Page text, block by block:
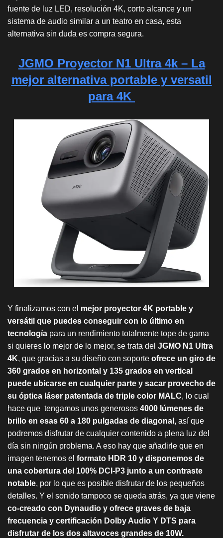
fuente de luz LED, resolución 4K, corto alcance y un
sistema de audio similar a un teatro en casa, esta
alternativa sin duda es compra segura.
JGMO Proyector N1 Ultra 4k – La
mejor alternativa portable y versatil
para 4K
Y finalizamos con el mejor proyector 4K portable y
versátil que puedes conseguir con lo último en
tecnología para un rendimiento totalmente tope de gama
si quieres lo mejor de lo mejor, se trata del JGMO N1 Ultra
4K, que gracias a su diseño con soporte ofrece un giro de
360 grados en horizontal y 135 grados en vertical
puede ubicarse en cualquier parte y sacar provecho de
su óptica láser patentada de triple color MALC, lo cual
hace que tengamos unos generosos 4000 lúmenes de
brillo en esas 60 a 180 pulgadas de diagonal, así que
podremos disfrutar de cualquier contenido a plena luz del
día sin ningún problema. A eso hay que añadirle que en
imagen tenemos el formato HDR 10 y disponemos de
una cobertura del 100% DCI-P3 junto a un contraste
notable, por lo que es posible disfrutar de los pequeños
detalles. Y el sonido tampoco se queda atrás, ya que viene
co-creado con Dynaudio y ofrece graves de baja
frecuencia y certificación Dolby Audio Y DTS para
disfrutar de los dos altavoces grandes de 10W.